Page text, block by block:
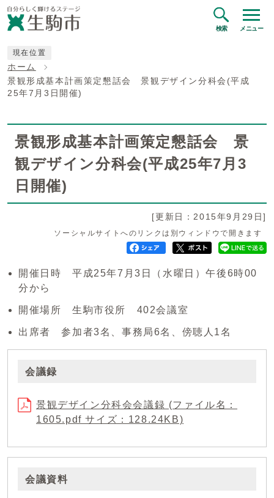
検索 メニュー
現在位置
ホーム
景観形成基本計画策定懇話会 景観デザイン分科会(平成
25年7月3日開催)
景観形成基本計画策定懇話会 景
観デザイン分科会(平成25年7月3
日開催)
[更新日：2015年9月29日]
ソーシャルサイトへのリンクは別ウィンドウで開きます
開催日時 平成25年7月3日（水曜日）午後6時00
分から
開催場所 生駒市役所 402会議室
出席者 参加者3名、事務局6名、傍聴人1名
会議録
景観デザイン分科会会議録 (ファイル名：
1605.pdf サイズ：128.24KB)
会議資料